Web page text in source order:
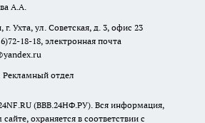
А.А.
г. Ухта, ул. Советская, д. 3, офис 23
18-18, электронная почта
Рекламный отдел
(ВВВ.24НФ.РУ). Вся информация,
охраняется в соответствии с